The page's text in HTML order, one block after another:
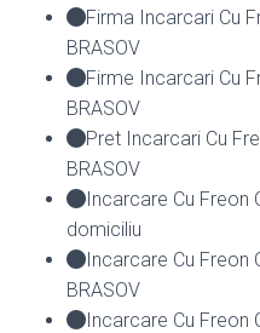
Firma Incarcari Cu
BRASOV
Firme Incarcari Cu
BRASOV
Pret Incarcari Cu
BRASOV
Incarcare Cu Freon
domiciliu
Incarcare Cu Freon
BRASOV
Incarcare Cu Freon